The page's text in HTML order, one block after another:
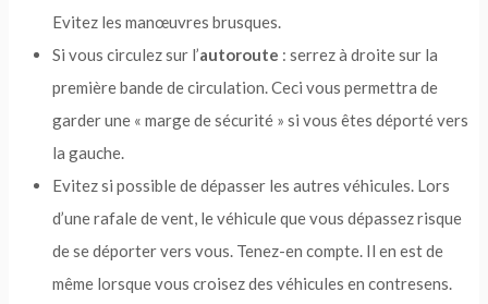
Evitez les manœuvres brusques.
Si vous circulez sur l’autoroute : serrez à droite sur la
première bande de circulation. Ceci vous permettra de
garder une « marge de sécurité » si vous êtes déporté vers
la gauche.
Evitez si possible de dépasser les autres véhicules. Lors
d’une rafale de vent, le véhicule que vous dépassez risque
de se déporter vers vous. Tenez-en compte. Il en est de
même lorsque vous croisez des véhicules en contresens.